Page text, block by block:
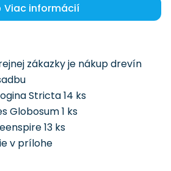
Viac informácií
zákazky je nákup drevín
Stricta 14 ks
Globosum 1 ks
13 ks
v prílohe